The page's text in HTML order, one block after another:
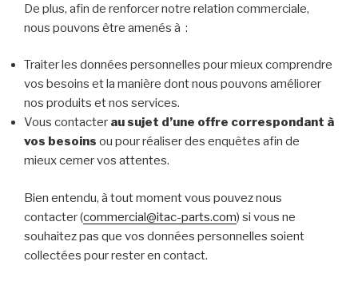
De plus, afin de renforcer notre relation commerciale,
nous pouvons être amenés à :
Traiter les données personnelles pour mieux comprendre
vos besoins et la manière dont nous pouvons améliorer
nos produits et nos services.
Vous contacter au sujet d’une offre correspondant à
vos besoins ou pour réaliser des enquêtes afin de
mieux cerner vos attentes.
Bien entendu, à tout moment vous pouvez nous
contacter (commercial@itac-parts.com) si vous ne
souhaitez pas que vos données personnelles soient
collectées pour rester en contact.